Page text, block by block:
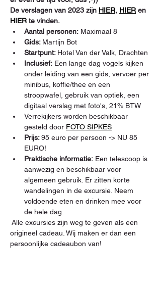
De verslagen van 2023 zijn HIER, HIER en
HIER te vinden.
Aantal personen: Maximaal 8
Gids: Martijn Bot
Startpunt: Hotel Van der Valk, Drachten
Inclusief: Een lange dag vogels kijken
onder leiding van een gids, vervoer per
minibus, koffie/thee en een
stroopwafel, gebruik van optiek, een
digitaal verslag met foto's, 21% BTW
Verrekijkers worden beschikbaar
gesteld door FOTO SIPKES
Prijs: 95 euro per persoon -> NU 85
EURO!
Praktische informatie: Een telescoop is
aanwezig en beschikbaar voor
algemeen gebruik. Er zitten korte
wandelingen in de excursie. Neem
voldoende eten en drinken mee voor
de hele dag.
Alle excursies zijn weg te geven als een
origineel cadeau. Wij maken er dan een
persoonlijke cadeaubon van!